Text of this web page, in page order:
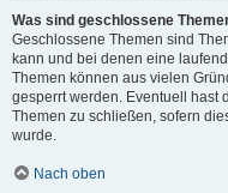
Was sind geschlossene
Geschlossene Themen sind
kann und bei denen eine
Themen können aus vielen
gesperrt werden. Eventuell hast
Themen zu schließen, sofern
wurde.
Nach oben